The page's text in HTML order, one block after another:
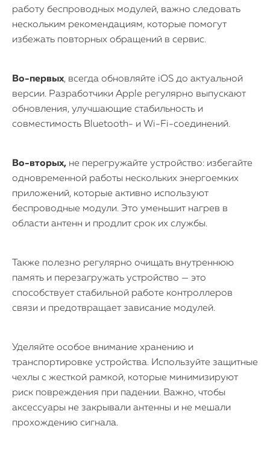
работу беспроводных модулей, важно следовать
нескольким рекомендациям, которые помогут
избежать повторных обращений в сервис.
Во-первых, всегда обновляйте iOS до актуальной
версии. Разработчики Apple регулярно выпускают
обновления, улучшающие стабильность и
совместимость Bluetooth- и Wi-Fi-соединений.
Во-вторых, не перегружайте устройство: избегайте
одновременной работы нескольких энергоемких
приложений, которые активно используют
беспроводные модули. Это уменьшит нагрев в
области антенн и продлит срок их службы.
Также полезно регулярно очищать внутреннюю
память и перезагружать устройство — это
способствует стабильной работе контроллеров
связи и предотвращает зависание модулей.
Уделяйте особое внимание хранению и
транспортировке устройства. Используйте защитные
чехлы с жесткой рамкой, которые минимизируют
риск повреждения при падении. Важно, чтобы
аксессуары не закрывали антенны и не мешали
прохождению сигнала.